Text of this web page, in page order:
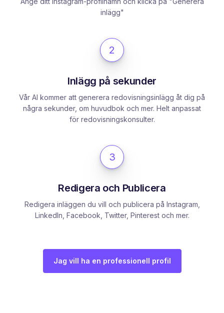
inlägg"
2
Inlägg på sekunder
Vår AI kommer att generera redovisningsinlägg åt dig på
några sekunder, om huvudbok och mer. Helt anpassat
för redovisningskonsulter.
3
Redigera och Publicera
Redigera inläggen du vill och publicera på Instagram,
LinkedIn, Facebook, Twitter, Pinterest och mer.
Jag vill ha en professionell profil